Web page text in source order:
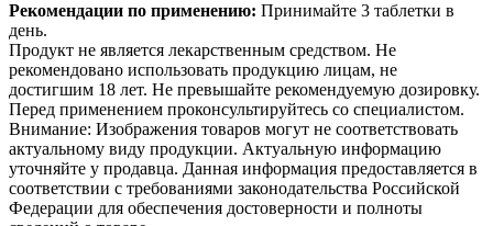
Рекомендации по применению: Принимайте 3 таблетки в
день.
Продукт не является лекарственным средством. Не
рекомендовано использовать продукцию лицам, не
достигшим 18 лет. Не превышайте рекомендуемую дозировку.
Перед применением проконсультируйтесь со специалистом.
Внимание: Изображения товаров могут не соответствовать
актуальному виду продукции. Актуальную информацию
уточняйте у продавца. Данная информация предоставляется в
соответствии с требованиями законодательства Российской
Федерации для обеспечения достоверности и полноты